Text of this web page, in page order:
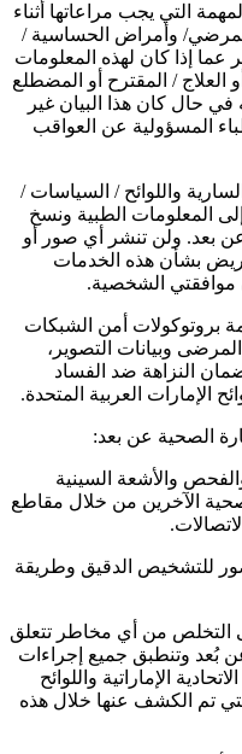
التي يجب مراعاتها أثناء
المرضي/ وأمراض الحساسية /
إذا كان لهذه المعلومات
العلاج / المقترح أو المضطلع
حال كان هذا البيان غير
المسؤولية عن العواقب
واللوائح / السياسات /
المعلومات الطبية ونسخ
بعد. ولن تنشر أي صور أو
بشأن هذه الخدمات
موافقتي الشخصية.
بروتوكولات أمن الشبكات
وبيانات التصوير،
النزاهة ضد الفساد
الإمارات العربية المتحدة.
الصحية عن بعد:
والأشعة السينية
الآخرين من خلال مقاطع
للتشخيص الدقيق وطريقة
التخلص من أي مخاطر تتعلق
بُعد وتنطبق جميع إجراءات
الإماراتية واللوائح
تم الكشف عنها خلال هذه